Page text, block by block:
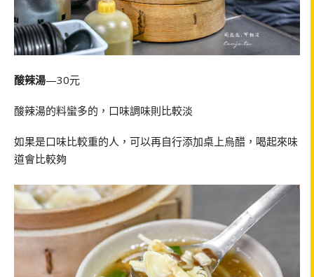
酸辣湯—30元
酸辣湯的料蠻多的，口味調味則比較淡
如果是口味比較重的人，可以再自行添加桌上烏醋，喝起來味
道會比較夠